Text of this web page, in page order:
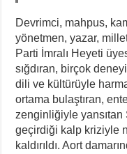
Devrimci, mahpus,
yönetmen, yazar,
Parti İmralı Heyeti
sığdıran, birçok
dili ve kültürüyle
ortama bulaştıran,
zenginliğiyle yansıtan
geçirdiği kalp kriziyle
kaldırıldı. Aort